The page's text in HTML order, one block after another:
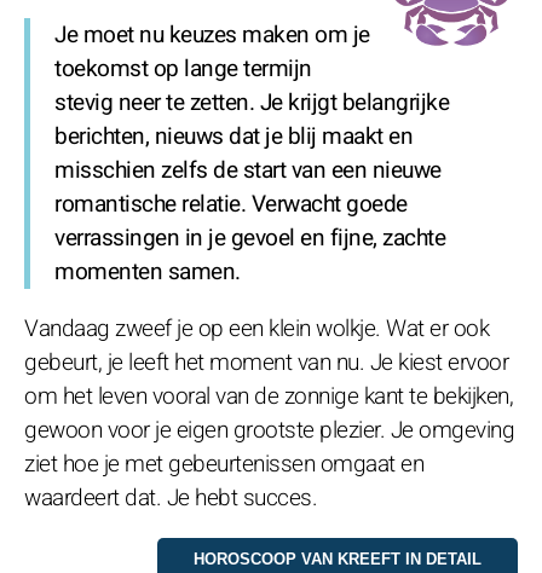
Je moet nu keuzes maken om je
toekomst op lange termijn
stevig neer te zetten. Je krijgt belangrijke
berichten, nieuws dat je blij maakt en
misschien zelfs de start van een nieuwe
romantische relatie. Verwacht goede
verrassingen in je gevoel en fijne, zachte
momenten samen.
Vandaag zweef je op een klein wolkje. Wat er ook
gebeurt, je leeft het moment van nu. Je kiest ervoor
om het leven vooral van de zonnige kant te bekijken,
gewoon voor je eigen grootste plezier. Je omgeving
ziet hoe je met gebeurtenissen omgaat en
waardeert dat. Je hebt succes.